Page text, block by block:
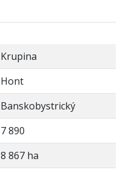
Krupina
Hont
Banskobystrický
7 890
8 867 ha